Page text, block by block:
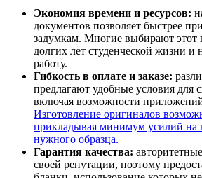
Экономия времени и ресурсов:
документов позволяет быстрее
задумкам. Многие выбирают этот
долгих лет студенческой жизни и
работу.
Гибкость в оплате и заказе:
предлагают удобные условия для
включая возможности
Изготовление оригиналов
прикладывая минимум усилий на
нужного образца.
Гарантия качества:
своей репутации, поэтому